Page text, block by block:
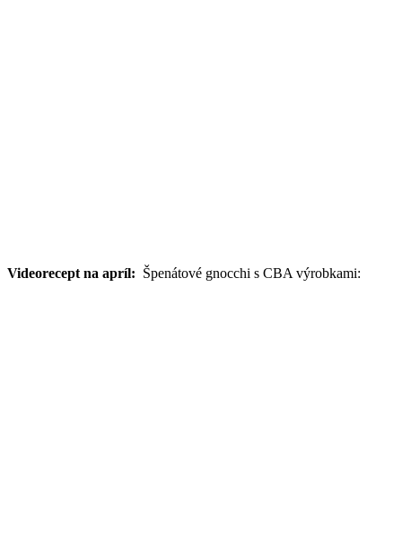
Videorecept na apríl: Špenátové gnocchi s CBA výrobkami: